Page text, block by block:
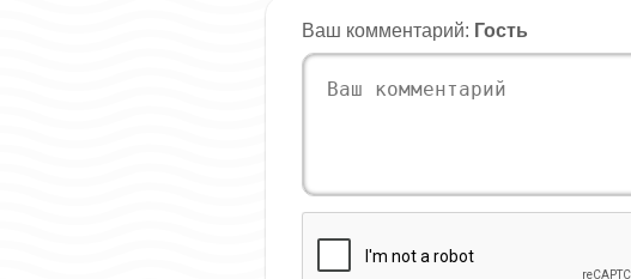
Ваш комментарий: Гость